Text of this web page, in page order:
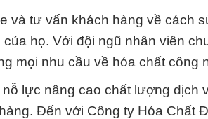
và tư vấn khách hàng về cách
họ. Với đội ngũ nhân viên
mọi nhu cầu về hóa chất công
lực nâng cao chất lượng dịch
Đến với Công ty Hóa Chất